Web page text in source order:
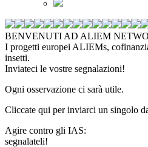
BENVENUTI AD ALIEM
I progetti europei ALIEMs,
insetti.
Inviateci le vostre segnalazioni!
Ogni osservazione ci sarà utile.
Cliccate qui per inviarci un singolo
Agire contro gli IAS:
segnalateli!